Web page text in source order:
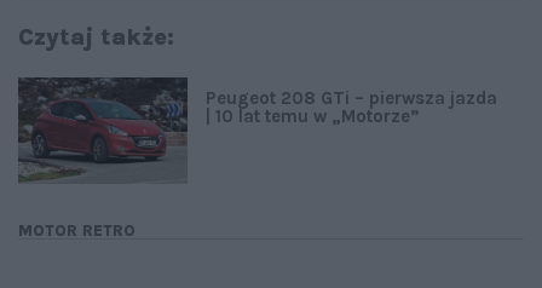
Czytaj także:
MOTOR RETRO
Peugeot 208 GTi – pierwsza jazda
| 10 lat temu w „Motorze”